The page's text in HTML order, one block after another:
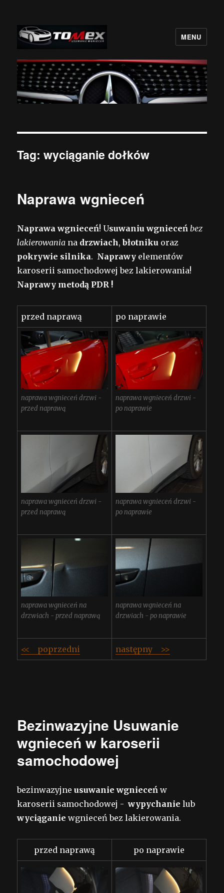
BezLakieru.pl TOMEX
MENU
Tag:wyciąganie dołków
Naprawa wgnieceń
Naprawa wgnieceń! Usuwaniu wgnieceń bez
lakierowania na drzwiach,błotniku oraz
pokrywie silnika. Naprawy elementów
karoserii samochodowej bez lakierowania!
Naprawy metodą PDR !
przed naprawą po naprawie
naprawa wgnieceń drzwi -
przed naprawą
naprawa wgnieceń drzwi -
po naprawie
naprawa wgnieceń drzwi -
przed naprawą
naprawa wgnieceń drzwi -
po naprawie
naprawa wgnieceń na
drzwiach - przed naprawą
naprawa wgnieceń na
drzwiach - po naprawie
<< poprzedni następny >>
Bezinwazyjne Usuwanie
wgnieceń w karoserii
samochodowej
bezinwazyjneusuwanie wgnieceń w
karoserii samochodowej -wypychanie lub
wyciąganie wgnieceń bez lakierowania.
przed naprawą po naprawie